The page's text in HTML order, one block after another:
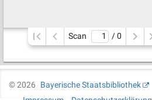
Scan / 0
©2026
Bayerische Staatsbibliothek